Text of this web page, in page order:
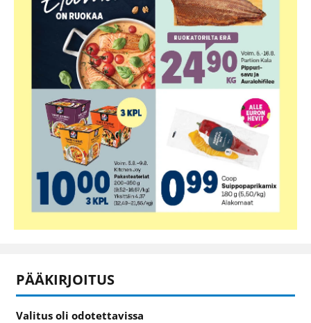
PÄÄKIRJOITUS
Valitus oli odotettavissa